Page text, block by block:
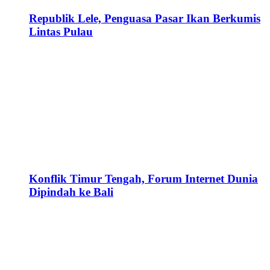
Republik Lele, Penguasa Pasar Ikan Berkumis
Lintas Pulau
Konflik Timur Tengah, Forum Internet Dunia
Dipindah ke Bali